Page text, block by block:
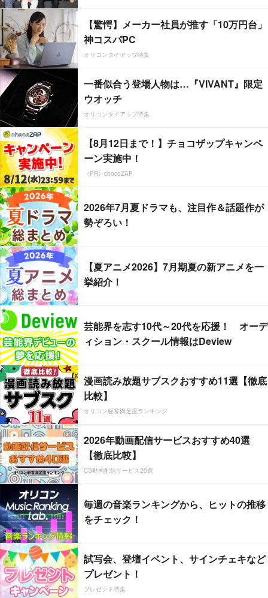
【驚愕】メーカー社員が推す「10万円台」
神コスパPC
オリコンタイアップ特集
一番似合う登場人物は…『VIVANT』限定
ウオッチ
オリコンタイアップ特集
【8月12日まで！】チョコザップキャンペ
ーン実施中！
（PR）chocoZAP
2026年7月夏ドラマも、注目作＆話題作が
勢ぞろい！
【夏アニメ2026】7月期夏の新アニメを一
挙紹介！
芸能界を志す10代～20代を応援！ オーデ
ィション・スクール情報はDeview
漫画読み放題サブスクおすすめ11選【徹底
比較】
オリコン顧客満足度ランキング
2026年動画配信サービスおすすめ40選
【徹底比較】
CS動画配信サービス20選
毎週の音楽ランキングから、ヒットの推移
をチェック！
試写会、登壇イベント、サインチェキなど
プレゼント！
プレゼント特集